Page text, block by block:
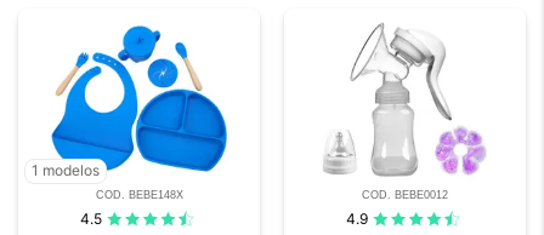
1 modelos
COD. BEBE148X
4.5
COD. BEBE0012
4.9